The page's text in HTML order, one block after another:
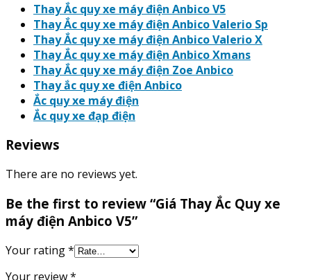
Thay Ắc quy xe máy điện Anbico V5
Thay Ắc quy xe máy điện Anbico Valerio Sp
Thay Ắc quy xe máy điện Anbico Valerio X
Thay Ắc quy xe máy điện Anbico Xmans
Thay Ắc quy xe máy điện Zoe Anbico
Thay ắc quy xe điện Anbico
Ắc quy xe máy điện
Ắc quy xe đạp điện
Reviews
There are no reviews yet.
Be the first to review “Giá Thay Ắc Quy xe
máy điện Anbico V5”
Your rating*
Your review*